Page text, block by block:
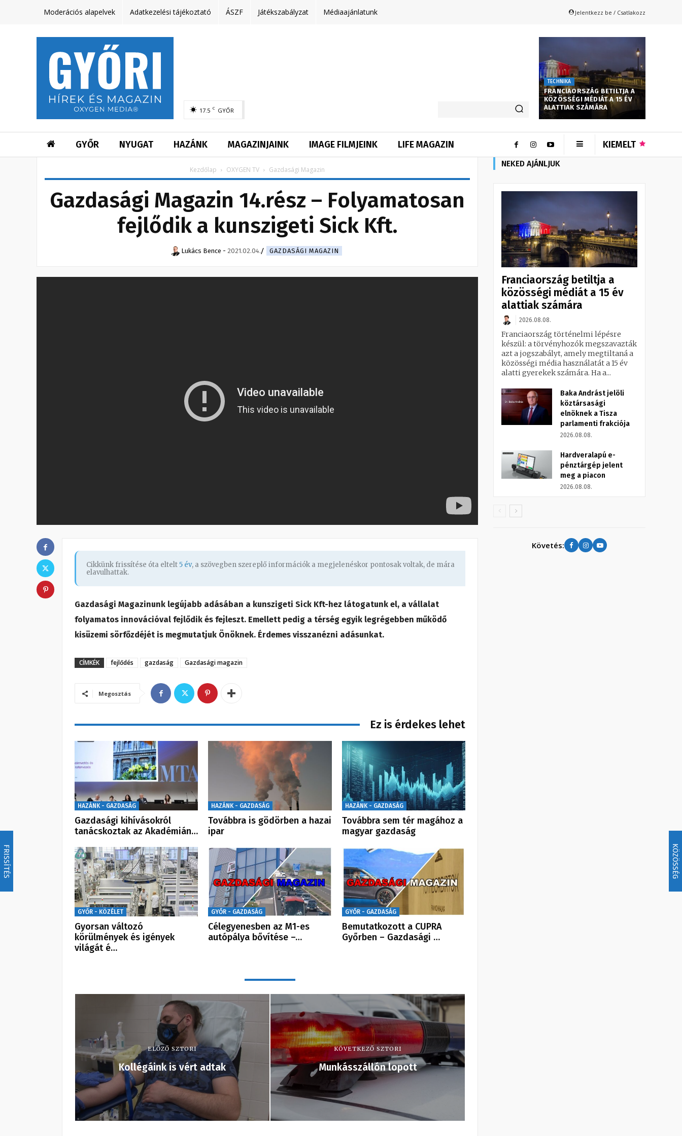
FRISSÍTÉS KÖZÖSSÉG
Moderációs alapelvek Adatkezelési tájékoztató ÁSZF Játékszabályzat Médiaajánlatunk Jelentkezz be / Csatlakozz
17.5 C GYŐR
TECHNIKA
FRANCIAORSZÁG BETILTJA A
KÖZÖSSÉGI MÉDIÁT A 15 ÉV
ALATTIAK SZÁMÁRA
GYŐR NYUGAT HAZÁNK MAGAZINJAINK IMAGE FILMJEINK LIFE MAGAZIN KIEMELT
Kezdőlap OXYGEN TV Gazdasági Magazin
Gazdasági Magazin 14.rész – Folyamatosan
fejlődik a kunszigeti Sick Kft.
Lukács Bence - 2021.02.04. GAZDASÁGI MAGAZIN
Cikkünk frissítése óta eltelt5 év, a szövegben szereplő információk a megjelenéskor pontosak voltak, de mára
elavulhattak.
Gazdasági Magazinunk legújabb adásában a kunszigeti Sick Kft-hez látogatunk el, a vállalat
folyamatos innovációval fejlődik és fejleszt. Emellett pedig a térség egyik legrégebben működő
kisüzemi sörfőzdéjét is megmutatjuk Önöknek. Érdemes visszanézni adásunkat.
CÍMKÉK fejlődés gazdaság Gazdasági magazin
Megosztás
Ez is érdekes lehet
HAZÁNK - GAZDASÁG
Gazdasági kihívásokról
tanácskoztak az Akadémián…
HAZÁNK - GAZDASÁG
Továbbra is gödörben a hazai
ipar
HAZÁNK - GAZDASÁG
Továbbra sem tér magához a
magyar gazdaság
GYŐR - KÖZÉLET
Gyorsan változó
körülmények és igények
világát é…
GYŐR - GAZDASÁG
Célegyenesben az M1-es
autópálya bővítése –…
GYŐR - GAZDASÁG
Bemutatkozott a CUPRA
Győrben – Gazdasági …
ELŐZŐ SZTORI
Kollégáink is vért adtak
KÖVETKEZŐ SZTORI
Munkásszállón lopott
NEKED AJÁNLJUK
Franciaország betiltja a
közösségi médiát a 15 év
alattiak számára
2026.08.08.
Franciaország történelmi lépésre
készül: a törvényhozók megszavazták
azt a jogszabályt, amely megtiltaná a
közösségi média használatát a 15 év
alatti gyerekek számára. Ha a...
Baka Andrást jelöli
köztársasági
elnöknek a Tisza
parlamenti frakciója
2026.08.08.
Hardveralapú e-
pénztárgép jelent
meg a piacon
2026.08.08.
Követés: